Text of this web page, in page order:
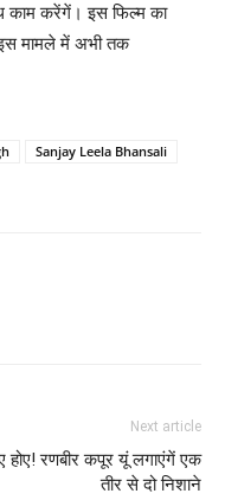
काम करेंगें। इस फिल्‍म का
मामले में अभी तक
Sanjay Leela Bhansali
Next article
होए! रणबीर कपूर यूं लगाएंगें एक
तीर से दो निशाने